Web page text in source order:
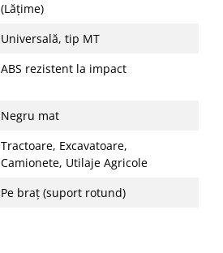
(Lățime)
Universală, tip MT
ABS rezistent la impact
Negru mat
Tractoare, Excavatoare,
Camionete, Utilaje Agricole
Pe braț (suport rotund)